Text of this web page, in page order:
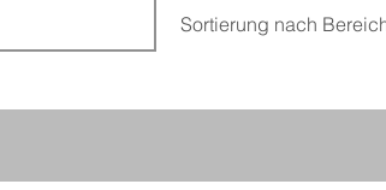
Sortierung nach